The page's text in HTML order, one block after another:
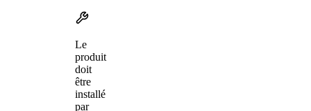
Le
produit
doit
être
installé
par